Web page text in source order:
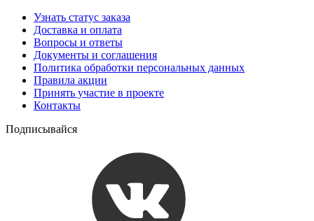
Узнать статус заказа
Доставка и оплата
Вопросы и ответы
Документы и соглашения
Политика обработки персональных данных
Правила акции
Принять участие в проекте
Контакты
Подписывайся